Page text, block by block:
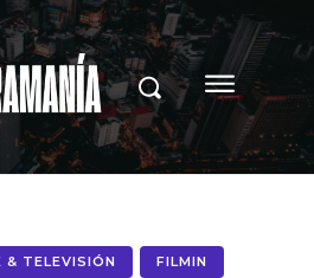
& TELEVISIÓN FILMIN